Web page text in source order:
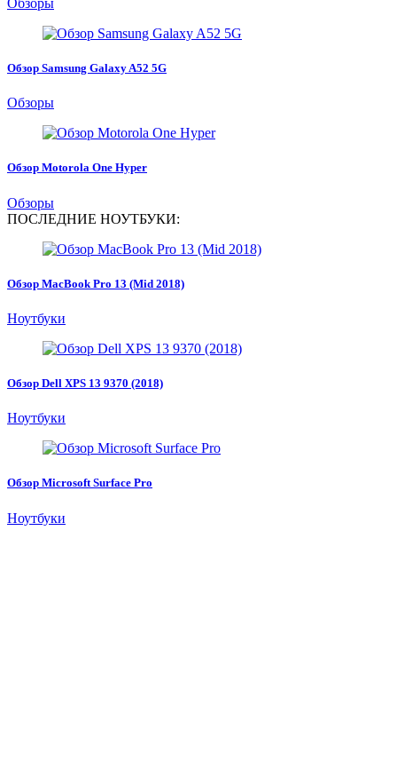
Обзоры
Обзор Samsung Galaxy A52 5G
Обзоры
Обзор Motorola One Hyper
Обзоры
ПОСЛЕДНИЕ НОУТБУКИ:
Обзор MacBook Pro 13 (Mid 2018)
Ноутбуки
Обзор Dell XPS 13 9370 (2018)
Ноутбуки
Обзор Microsoft Surface Pro
Ноутбуки